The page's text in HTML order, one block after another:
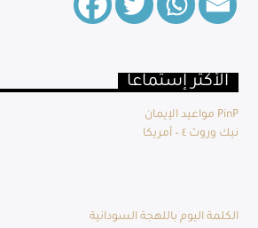
الأكثر إستماعا
مواعيد الإيمان PinP
نيك وروث ٤ – أمريكا
الكلمة اليوم باللهجة السودانية